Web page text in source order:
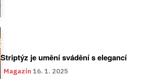
Striptýz je umění svádění s elegancí
Magazín 16. 1. 2025